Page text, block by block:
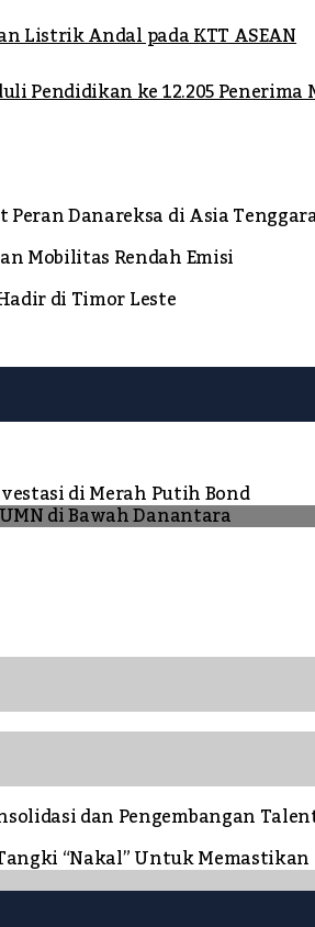
Listrik Andal pada KTT ASEAN
Pendidikan ke 12.205
Danareksa di Asia
Mobilitas Rendah Emisi
di Timor Leste
di Merah Putih Bond
di Bawah Danantara
dan Pengembangan
“Nakal” Untuk